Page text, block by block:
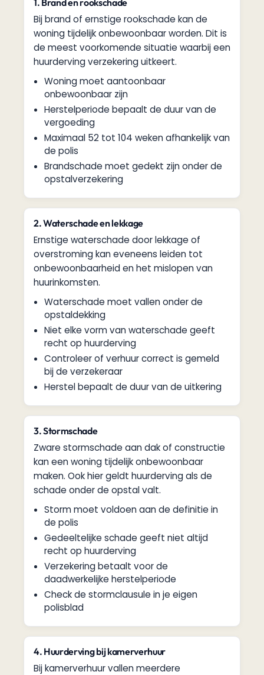
Bij brand of ernstige rookschade kan de
woning tijdelijk onbewoonbaar worden. Dit is
de meest voorkomende situatie waarbij een
huurderving verzekering uitkeert.
Woning moet aantoonbaar
onbewoonbaar zijn
Herstelperiode bepaalt de duur van de
vergoeding
Maximaal 52 tot 104 weken afhankelijk van
de polis
Brandschade moet gedekt zijn onder de
opstalverzekering
2. Waterschade en lekkage
Ernstige waterschade door lekkage of
overstroming kan eveneens leiden tot
onbewoonbaarheid en het mislopen van
huurinkomsten.
Waterschade moet vallen onder de
opstaldekking
Niet elke vorm van waterschade geeft
recht op huurderving
Controleer of verhuur correct is gemeld
bij de verzekeraar
Herstel bepaalt de duur van de uitkering
3. Stormschade
Zware stormschade aan dak of constructie
kan een woning tijdelijk onbewoonbaar
maken. Ook hier geldt huurderving als de
schade onder de opstal valt.
Storm moet voldoen aan de definitie in
de polis
Gedeeltelijke schade geeft niet altijd
recht op huurderving
Verzekering betaalt voor de
daadwerkelijke herstelperiode
Check de stormclausule in je eigen
polisblad
4. Huurderving bij kamerverhuur
Bij kamerverhuur vallen meerdere